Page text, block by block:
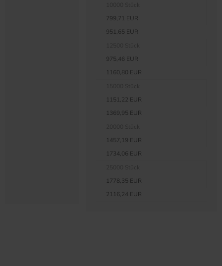
799,71 EUR
951,65 EUR
975,46 EUR
1160,80 EUR
1151,22 EUR
1369,95 EUR
1457,19 EUR
1734,06 EUR
1778,35 EUR
2116,24 EUR